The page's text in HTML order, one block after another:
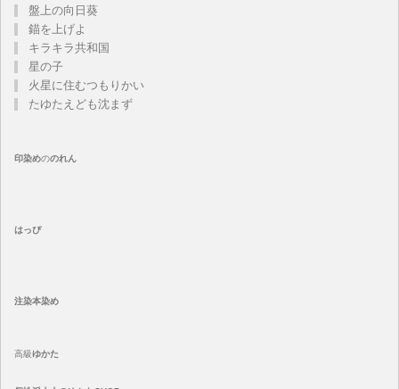
盤上の向日葵
錨を上げよ
キラキラ共和国
星の子
火星に住むつもりかい
たゆたえども沈まず
印染めののれん
はっぴ
注染本染め
高級ゆかた